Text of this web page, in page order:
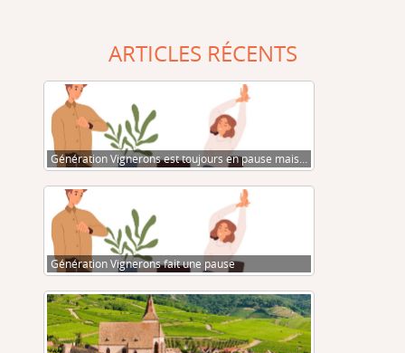
ARTICLES RÉCENTS
Génération Vignerons est toujours en pause mais…
Génération Vignerons fait une pause